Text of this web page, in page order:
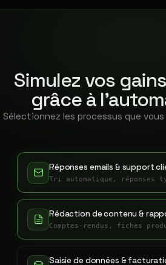
Simulez vos
grâce à
Sélectionnez les processus que
Réponses emails & support
Tri automatique, réponses
Rédaction de contenu &
Comptes-rendus, fiches
Saisie de données &